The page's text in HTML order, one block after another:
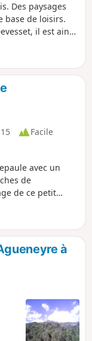
Des paysages
base de loisirs.
il est ainsi
Facile
avec un
de
de ce petit
à